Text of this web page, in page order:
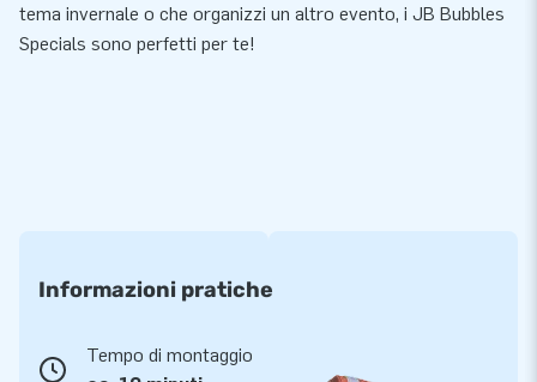
tema invernale o che organizzi un altro evento, i JB Bubbles
Specials sono perfetti per te!
Informazioni pratiche
Tempo di montaggio